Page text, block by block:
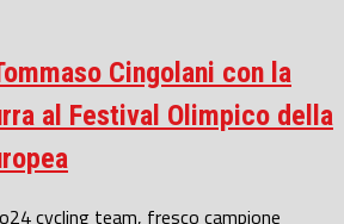
Cingolani con la
al Festival Olimpico della
cycling team, fresco campione